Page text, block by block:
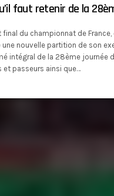
faut retenir de la
final du championnat de France,
nouvelle partition de son
intégral de la 28ème journée
et passeurs ainsi que…